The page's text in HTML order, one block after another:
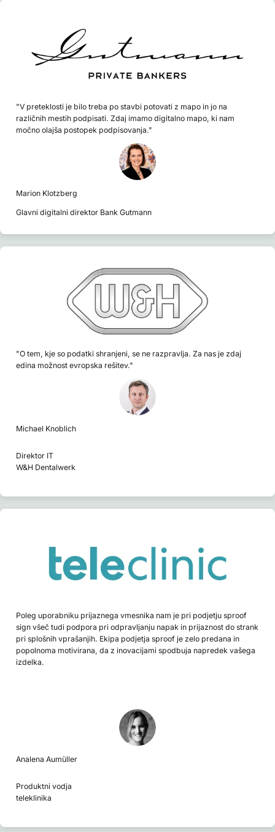
"V preteklosti je bilo treba po stavbi potovati z mapo in jo na
različnih mestih podpisati. Zdaj imamo digitalno mapo, ki nam
močno olajša postopek podpisovanja."
Marion Klotzberg
Glavni digitalni direktor Bank Gutmann
"O tem, kje so podatki shranjeni, se ne razpravlja. Za nas je zdaj
edina možnost evropska rešitev."
Michael Knoblich
Direktor IT
W&H Dentalwerk
Poleg uporabniku prijaznega vmesnika nam je pri podjetju sproof
sign všeč tudi podpora pri odpravljanju napak in prijaznost do strank
pri splošnih vprašanjih. Ekipa podjetja sproof je zelo predana in
popolnoma motivirana, da z inovacijami spodbuja napredek vašega
izdelka.
Analena Aumüller
Produktni vodja
teleklinika